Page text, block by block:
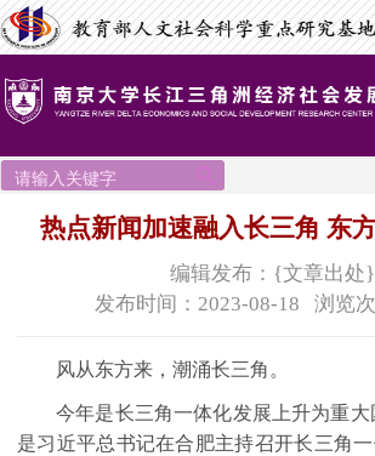
热点新闻加速融入长三角 东
编辑发布：{文章出处}
发布时间：2023-08-18 浏览次
风从东方来，潮涌长三角。
今年是长三角一体化发展上升为重大
是习近平总书记在合肥主持召开长三角